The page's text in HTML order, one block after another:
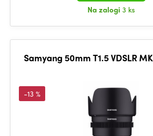
Na zalogi 3 ks
Samyang 50mm T1.5 VDSLR
-13 %